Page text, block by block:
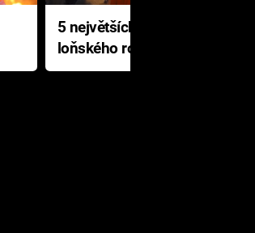
5 největších propadáků
loňského roku: Disney na
jediné katastrofě prodělal 200